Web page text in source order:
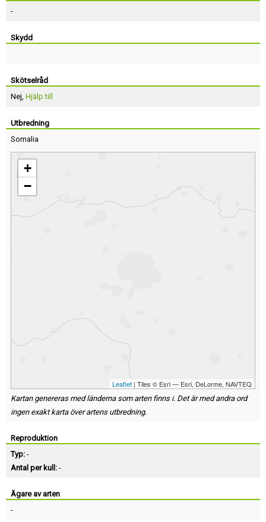
-
Skydd
Skötselråd
Nej, Hjälp till
Utbredning
Somalia
+
−
Leaflet | Tiles © Esri — Esri, DeLorme, NAVTEQ
Kartan genereras med länderna som arten finns i. Det är med andra ord
ingen exakt karta över artens utbredning.
Reproduktion
Typ: -
Antal per kull: -
Ägare av arten
-